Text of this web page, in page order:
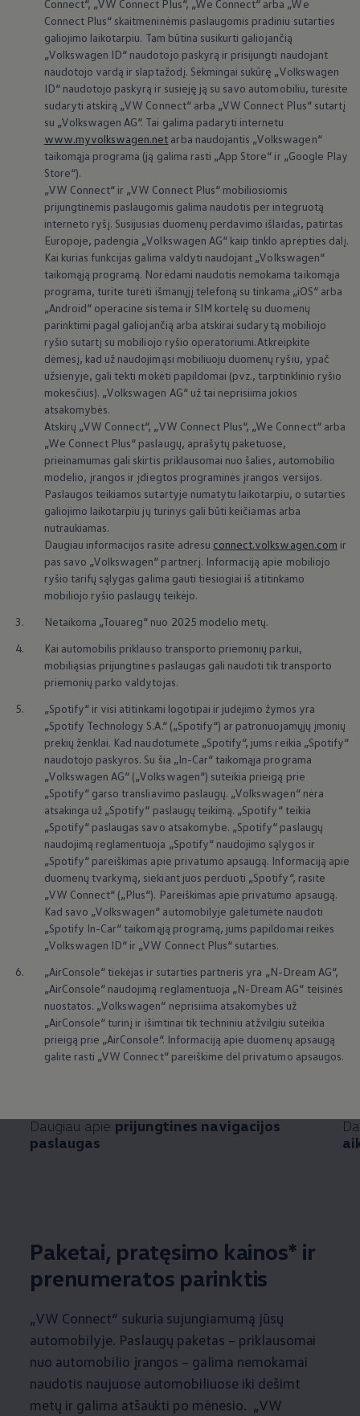
Daugiau apievažiavimo duomenis
ir
„VW Connect Plus“-visas
prijungtinių paslaugų pasaulis
Visas„Volkswagen“ skaitmeninių paslaugų
pasaulis perkelia ryšio galimybes į naują lygį:
Įvedę savo„VolkswagenID“ ir aktyvinę „VW
Connect Plus“, galėsite naudotis papildomomis
išmaniosiomis funkcijomis: išmaniąja navigacija
beveik realiuoju laiku per internetinį radiją, o
savo išmanųjį telefoną galėsite naudoti kaip
nuotolinio valdymo pultą. Kad būtų dar patogiau
ir įdomiau.
Norint naudotis šiomis nemokamomis
paslaugomis, reikalinga atskira „VW Connect
Plus“ sutartis su„VolkswagenAG“. 1
Atkreipkite dėmesį, kad neribota galimybė
naudotis internetinėmis paslaugomis gali
priklausyti nuo kitų išankstinių sąlygų, pvz.,
pasirinkto naudotojo vaidmens, paslaugų
valdymo nustatymų arba privatumo nustatymų
jūsų transporto priemonėje.
All (22) Navigacija (3) Patogumas (4)
iš Elemento
Elemento
Daugiau apie prijungtines navigacijos
paslaugas
Paketai, pratęsimo kainos* ir
prenumeratos parinktis
„VW Connect“ sukuria sujungiamumą jūsų
automobilyje. Paslaugų paketas – priklausomai
nuo automobilio įrangos – galima nemokamai
naudotis naujuose automobiliuose iki dešimt
metų ir galima atšaukti po mėnesio. „VW
Connect“, „VW Connect Plus“, „We Connect“ arba „We
Connect Plus“ skaitmeninėmis paslaugomis pradiniu sutarties
galiojimo laikotarpiu. Tam būtina susikurti galiojančią
„Volkswagen ID“ naudotojo paskyrą ir prisijungti naudojant
naudotojo vardą ir slaptažodį. Sėkmingai sukūrę „Volkswagen
ID“ naudotojo paskyrą ir susieję ją su savo automobiliu, turėsite
sudaryti atskirą „VW Connect“ arba „VW Connect Plus“ sutartį
su „Volkswagen AG“. Tai galima padaryti internetu
www.myvolkswagen.net arba naudojantis „Volkswagen“
taikomąja programa (ją galima rasti „App Store“ ir „Google Play
Store“).
„VW Connect“ ir „VW Connect Plus“ mobiliosiomis
prijungtinėmis paslaugomis galima naudotis per integruotą
interneto ryšį. Susijusias duomenų perdavimo išlaidas, patirtas
Europoje, padengia „Volkswagen AG“ kaip tinklo aprėpties dalį.
Kai kurias funkcijas galima valdyti naudojant „Volkswagen“
taikomąją programą. Norėdami naudotis nemokama taikomąja
programa, turite turėti išmanųjį telefoną su tinkama „iOS“ arba
„Android“ operacine sistema ir SIM kortelę su duomenų
parinktimi pagal galiojančią arba atskirai sudarytą mobiliojo
ryšio sutartį su mobiliojo ryšio operatoriumi. Atkreipkite
dėmesį, kad už naudojimąsi mobiliuoju duomenų ryšiu, ypač
užsienyje, gali tekti mokėti papildomai (pvz., tarptinklinio ryšio
mokesčius). „Volkswagen AG“ už tai neprisiima jokios
atsakomybės.
Atskirų „VW Connect“, „VW Connect Plus“, „We Connect“ arba
„We Connect Plus“ paslaugų, aprašytų paketuose,
prieinamumas gali skirtis priklausomai nuo šalies, automobilio
modelio, įrangos ir įdiegtos programinės įrangos versijos.
Paslaugos teikiamos sutartyje numatytu laikotarpiu, o sutarties
galiojimo laikotarpiu jų turinys gali būti keičiamas arba
nutraukiamas.
Daugiau informacijos rasite adresu connect.volkswagen.com ir
pas savo „Volkswagen“ partnerį. Informaciją apie mobiliojo
ryšio tarifų sąlygas galima gauti tiesiogiai iš atitinkamo
mobiliojo ryšio paslaugų teikėjo.
3.
Netaikoma „Touareg“ nuo 2025 modelio metų.
4.
Kai automobilis priklauso transporto priemonių parkui,
mobiliąsias prijungtines paslaugas gali naudoti tik transporto
priemonių parko valdytojas.
5.
„Spotify“ ir visi atitinkami logotipai ir judėjimo žymos yra
„Spotify Technology S.A.“ („Spotify“) ar patronuojamųjų įmonių
prekių ženklai. Kad naudotumėte „Spotify“, jums reikia „Spotify“
naudotojo paskyros. Su šia „In-Car“ taikomąja programa
„Volkswagen AG“ („Volkswagen“) suteikia prieigą prie
„Spotify“ garso transliavimo paslaugų. „Volkswagen“ nėra
atsakinga už „Spotify“ paslaugų teikimą. „Spotify“ teikia
„Spotify“ paslaugas savo atsakomybe. „Spotify“ paslaugų
naudojimą reglamentuoja „Spotify“ naudojimo sąlygos ir
„Spotify“ pareiškimas apie privatumo apsaugą. Informaciją apie
duomenų tvarkymą, siekiant juos perduoti „Spotify“, rasite
„VW Connect“ („Plus“). Pareiškimas apie privatumo apsaugą.
Kad savo „Volkswagen“ automobilyje galėtumėte naudoti
„Spotify In-Car“ taikomąją programą, jums papildomai reikės
„Volkswagen ID“ ir „VW Connect Plus“ sutarties.
6.
„AirConsole“ tiekėjas ir sutarties partneris yra „N-Dream AG“,
„AirConsole“ naudojimą reglamentuoja „N-Dream AG“ teisinės
nuostatos. „Volkswagen“ neprisiima atsakomybės už
„AirConsole“ turinį ir išimtinai tik techniniu atžvilgiu suteikia
prieigą prie „AirConsole“. Informaciją apie duomenų apsaugą
galite rasti „VW Connect“ pareiškime dėl privatumo apsaugos.